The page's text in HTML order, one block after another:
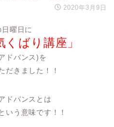
2020年3月9日
曜日に
くばり講座」
ドバンス)を
だきました！！
ドバンスとは
いう意味です！！